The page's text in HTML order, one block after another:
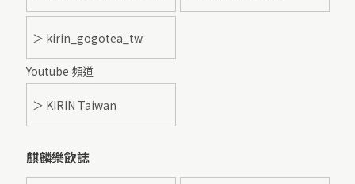
＞ kirin_gogotea_tw
Youtube 頻道
＞ KIRIN Taiwan
麒麟樂飲誌